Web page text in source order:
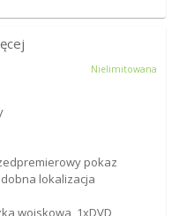
Nielimitowana
pokaz
lokalizacja
wojskowa, 1xDVD,